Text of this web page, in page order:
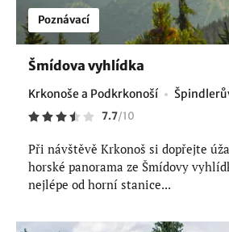
Poznávací
Šmídova vyhlídka
Krkonoše a Podkrkonoší
7.7/10
Při návštěvě Krkonoš si dopřejte
horské panorama ze Šmídovy
nejlépe od horní stanice...